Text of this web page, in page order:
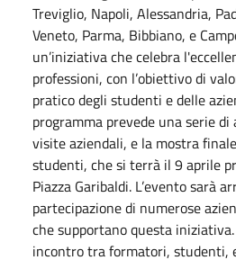
Treviglio, Napoli, Alessandria,
Veneto, Parma, Bibbiano, e
un’iniziativa che celebra
professioni, con l’obiettivo di
pratico degli studenti e delle
programma prevede una serie
visite aziendali, e la mostra
studenti, che si terrà il 9 aprile
Piazza Garibaldi. L’evento sarà
partecipazione di numerose
che supportano questa
incontro tra formatori, studenti,